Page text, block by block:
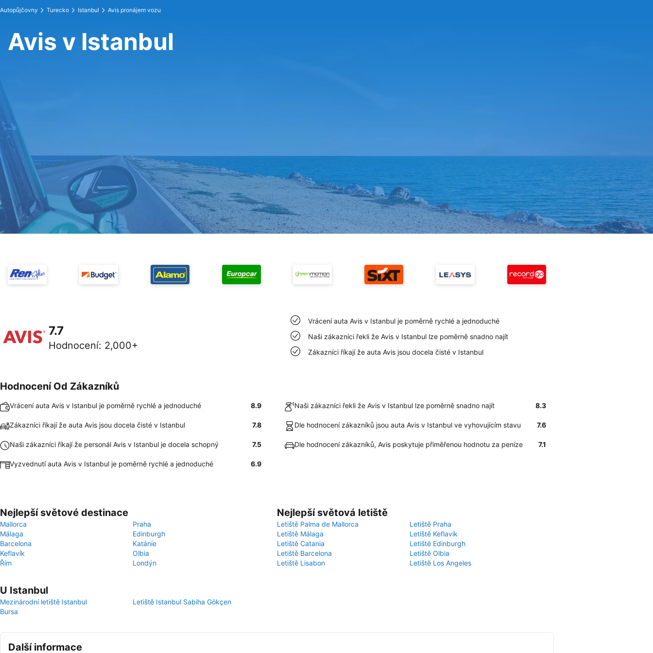
Autopůjčovny Turecko Istanbul Avis pronájem vozu
Avis v Istanbul
7.7
Hodnocení: 2,000+
Vrácení auta Avis v Istanbul je poměrně rychlé a jednoduché
Naši zákazníci řekli že Avis v Istanbul lze poměrně snadno najít
Zákazníci říkají že auta Avis jsou docela čisté v Istanbul
Hodnocení Od Zákazníků
Vrácení auta Avis v Istanbul je poměrně rychlé a jednoduché 8.9 Naši zákazníci řekli že Avis v Istanbul lze poměrně snadno najít 8.3
Zákazníci říkají že auta Avis jsou docela čisté v Istanbul 7.8 Dle hodnocení zákazníků jsou auta Avis v Istanbul ve vyhovujícím stavu 7.6
Naši zákazníci říkají že personál Avis v Istanbul je docela schopný 7.5 Dle hodnocení zákazníků, Avis poskytuje přiměřenou hodnotu za peníze 7.1
Vyzvednutí auta Avis v Istanbul je poměrně rychlé a jednoduché 6.9
Nejlepší světové destinace
Mallorca
Praha
Málaga
Edinburgh
Barcelona
Katánie
Keflavík
Olbia
Řím
Londýn
Nejlepší světová letiště
Letiště Palma de Mallorca
Letiště Praha
Letiště Málaga
Letiště Keflavík
Letiště Catania
Letiště Edinburgh
Letiště Barcelona
Letiště Olbia
Letiště Lisabon
Letiště Los Angeles
U Istanbul
Mezinárodní letiště Istanbul
Letiště Istanbul Sabiha Gökçen
Bursa
Další informace